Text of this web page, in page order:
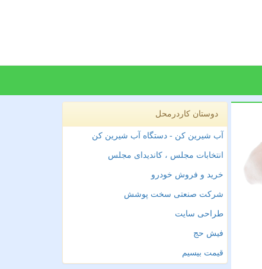
دوستان کاردرمحل
آب شیرین کن - دستگاه آب شیرین کن
انتخابات مجلس ، کاندیدای مجلس
خرید و فروش خودرو
شرکت صنعتی سخت پوشش
طراحی سایت
فیش حج
قیمت بیسیم